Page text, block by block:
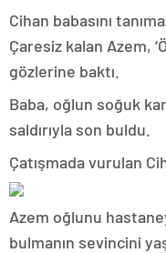
Cihan babasını
Çaresiz kalan Azem,
gözlerine baktı.
Baba, oğlun soğuk
saldırıyla son buldu.
Çatışmada vurulan
Azem oğlunu
bulmanın sevincini